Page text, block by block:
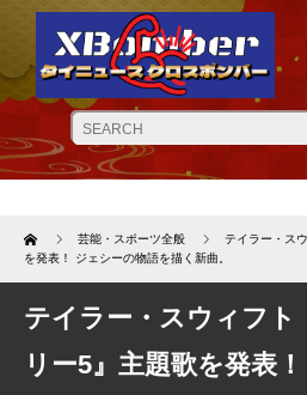
Home 芸能・スポーツ全般
テイラー・ス
を発表！ ジェシーの物語を描く新曲。
テイラー・スウィフト
リー5』主題歌を発表